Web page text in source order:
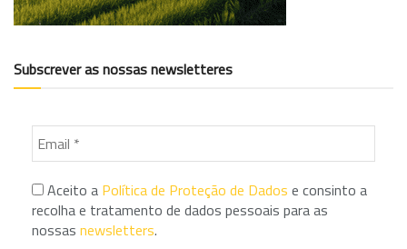
Subscrever as nossas newsletteres
Aceito a Política de Proteção de Dados e consinto a
recolha e tratamento de dados pessoais para as
nossas newsletters.